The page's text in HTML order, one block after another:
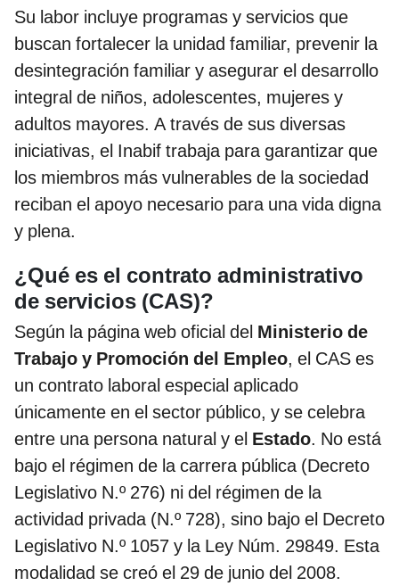
Su labor incluye programas y servicios que
buscan fortalecer la unidad familiar, prevenir la
desintegración familiar y asegurar el desarrollo
integral de niños, adolescentes, mujeres y
adultos mayores. A través de sus diversas
iniciativas, el Inabif trabaja para garantizar que
los miembros más vulnerables de la sociedad
reciban el apoyo necesario para una vida digna
y plena.
¿Qué es el contrato administrativo
de servicios (CAS)?
Según la página web oficial del Ministerio de
Trabajo y Promoción del Empleo, el CAS es
un contrato laboral especial aplicado
únicamente en el sector público, y se celebra
entre una persona natural y el Estado. No está
bajo el régimen de la carrera pública (Decreto
Legislativo N.º 276) ni del régimen de la
actividad privada (N.º 728), sino bajo el Decreto
Legislativo N.º 1057 y la Ley Núm. 29849. Esta
modalidad se creó el 29 de junio del 2008.